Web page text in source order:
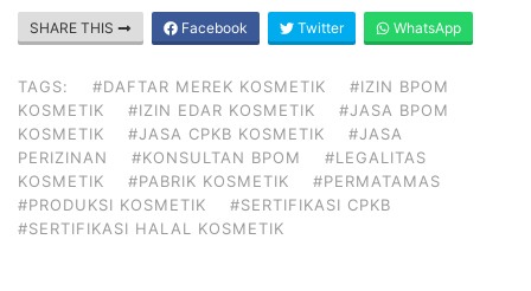
SHARE THIS Facebook Twitter WhatsApp
TAGS: #DAFTAR MEREK KOSMETIK
#IZIN BPOM
KOSMETIK
#IZIN EDAR KOSMETIK
#JASA BPOM
KOSMETIK
#JASA CPKB KOSMETIK
#JASA
PERIZINAN
#KONSULTAN BPOM
#LEGALITAS
KOSMETIK
#PABRIK KOSMETIK
#PERMATAMAS
#PRODUKSI KOSMETIK
#SERTIFIKASI CPKB
#SERTIFIKASI HALAL KOSMETIK